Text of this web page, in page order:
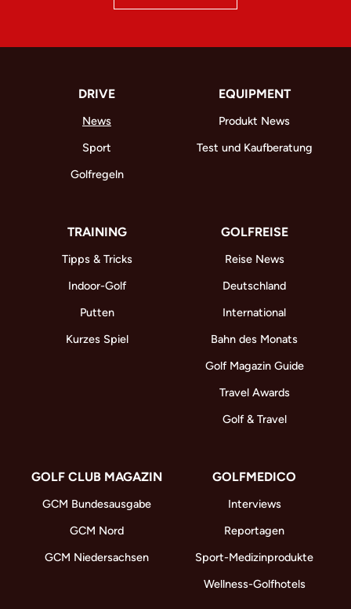
DRIVE
News
Sport
Golfregeln
EQUIPMENT
Produkt News
Test und Kaufberatung
TRAINING
Tipps & Tricks
Indoor-Golf
Putten
Kurzes Spiel
GOLFREISE
Reise News
Deutschland
International
Bahn des Monats
Golf Magazin Guide
Travel Awards
Golf & Travel
GOLF CLUB MAGAZIN
GCM Bundesausgabe
GCM Nord
GCM Niedersachsen
GOLFMEDICO
Interviews
Reportagen
Sport-Medizinprodukte
Wellness-Golfhotels